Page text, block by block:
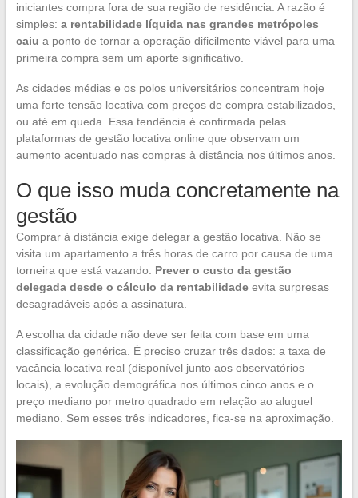
iniciantes compra fora de sua região de residência. A razão é
simples: a rentabilidade líquida nas grandes metrópoles
caiu a ponto de tornar a operação dificilmente viável para uma
primeira compra sem um aporte significativo.
As cidades médias e os polos universitários concentram hoje
uma forte tensão locativa com preços de compra estabilizados,
ou até em queda. Essa tendência é confirmada pelas
plataformas de gestão locativa online que observam um
aumento acentuado nas compras à distância nos últimos anos.
O que isso muda concretamente na
gestão
Comprar à distância exige delegar a gestão locativa. Não se
visita um apartamento a três horas de carro por causa de uma
torneira que está vazando. Prever o custo da gestão
delegada desde o cálculo da rentabilidadeevita surpresas
desagradáveis após a assinatura.
A escolha da cidade não deve ser feita com base em uma
classificação genérica. É preciso cruzar três dados: a taxa de
vacância locativa real (disponível junto aos observatórios
locais), a evolução demográfica nos últimos cinco anos e o
preço mediano por metro quadrado em relação ao aluguel
mediano. Sem esses três indicadores, fica-se na aproximação.